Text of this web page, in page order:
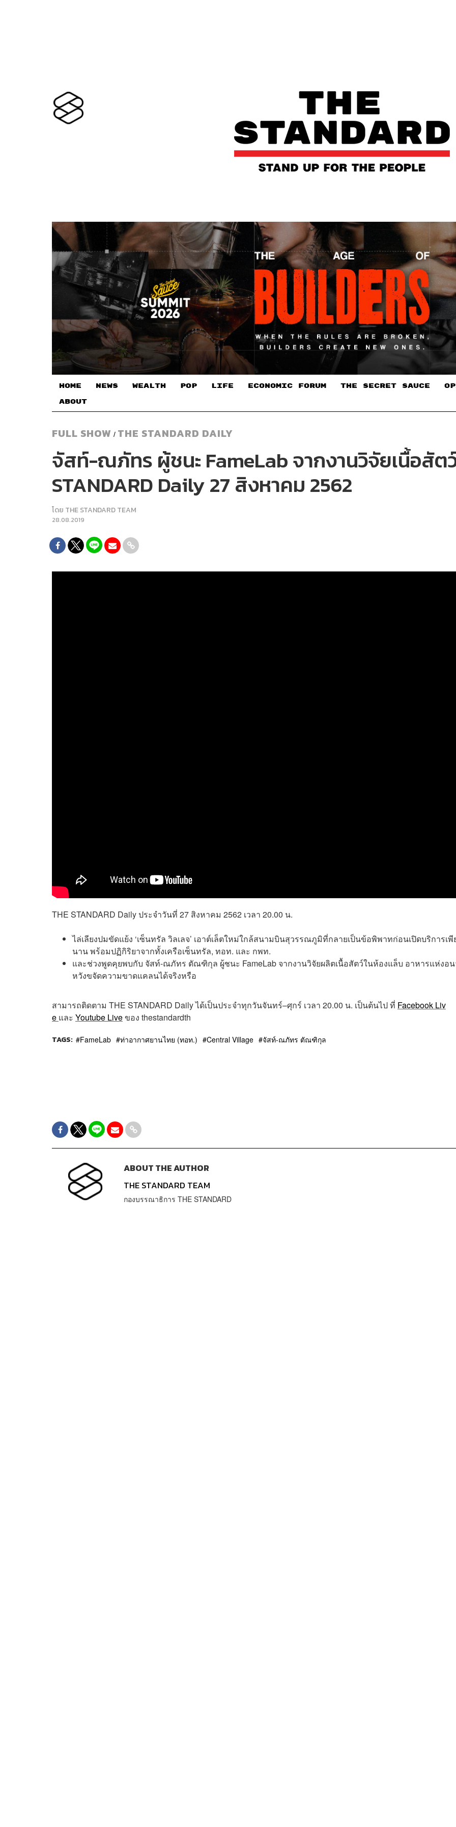
HOME NEWS WEALTH POP LIFE ECONOMIC FORUM THE SECRET SAUCE​
ABOUT
FULL SHOW / THE STANDARD DAILY
จัสท์-ณภัทร ผู้ชนะ FameLab จากงานวิจัยเนื้อสัต
STANDARD Daily 27 สิงหาคม 2562
โดย THE STANDARD TEAM
28.08.2019
THE STANDARD Dailyประจำวันที่ 27 สิงหาคม 2562 เวลา 20.00 น.
ไล่เลียงปมขัดแย้ง ‘เซ็นทรัล วิลเลจ’ เอาต์เล็ตใหม่ใกล้สนามบินสุวรรณภูมิที่กลายเป็นข้อพิพาทก่อนเปิดบริการเพี
นาน พร้อมปฏิกิริยาจากทั้งเครือเซ็นทรัล, ทอท. และ กพท.
และช่วงพูดคุยพบกับ จัสท์-ณภัทร ตัณฑิกุล ผู้ชนะ FameLab จากงานวิจัยผลิตเนื้อสัตว์ในห้องแล็บ อาหารแห่งอ
หวังขจัดความขาดแคลนได้จริงหรือ
สามารถติดตาม THE STANDARD Dailyได้เป็นประจำทุกวันจันทร์–ศุกร์ เวลา 20.00 น. เป็นต้นไปที่ Facebook Liv
e และ Youtube Liveของ thestandardth
TAGS: FameLab ท่าอากาศยานไทย (ทอท.) Central Village จัสท์-ณภัทร ตัณฑิกุล
ABOUT THE AUTHOR
THE STANDARD TEAM
กองบรรณาธิการ THE STANDARD